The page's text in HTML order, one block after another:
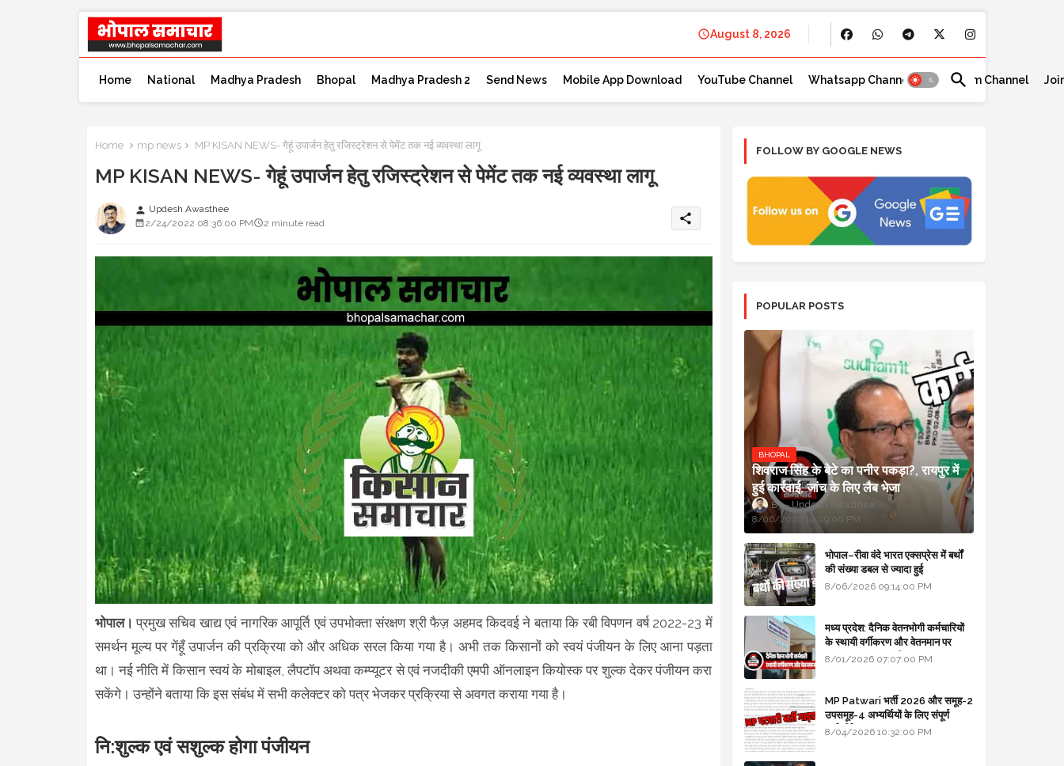
August 8, 2026
Home National Madhya Pradesh Bhopal Madhya Pradesh 2 Send News Mobile App Download YouTube Channel Whatsapp Channel Telegram Channel
Home mp news MP KISAN NEWS- गेहूं उपार्जन हेतु रजिस्ट्रेशन से पेमेंट तक नई व्यवस्था लागू
MP KISAN NEWS- गेहूं उपार्जन हेतु रजिस्ट्रेशन से पेमेंट तक नई व्यवस्था लागू
person Updesh Awasthee
2/24/2022 08:36:00 PM
2 minute read share
भोपाल। प्रमुख सचिव खाद्य एवं नागरिक आपूर्ति एवं उपभोक्ता संरक्षण श्री फैज़ अहमद किदवई ने बताया कि रबी विपणन वर्ष 2022-23 में
समर्थन मूल्य पर गेंहूँ उपार्जन की प्रक्रिया को और अधिक सरल किया गया है। अभी तक किसानों को स्वयं पंजीयन के लिए आना पड़ता
था। नई नीति में किसान स्वयं के मोबाइल, लैपटॉप अथवा कम्प्यूटर से एवं नजदीकी एमपी ऑनलाइन कियोस्क पर शुल्क देकर पंजीयन करा
सकेंगे। उन्होंने बताया कि इस संबंध में सभी कलेक्टर को पत्र भेजकर प्रक्रिया से अवगत कराया गया है।
नि:शुल्क एवं सशुल्क होगा पंजीयन
FOLLOW BY GOOGLE NEWS
POPULAR POSTS
BHOPAL
शिवराज सिंह के बेटे का पनीर पकड़ा?, रायपुर में
हुई कार्रवाई, जांच के लिए लैब भेजा
Updesh Awasthee
8/06/2026 10:09:00 PM
भोपाल–रीवा वंदे भारत एक्सप्रेस में बर्थों
की संख्या डबल से ज्यादा हुई
8/06/2026 09:14:00 PM
मध्य प्रदेश: दैनिक वेतनभोगी कर्मचारियों
के स्थायी वर्गीकरण और वेतनमान पर
सरकार का बड़ा स्पष्टीकरण
8/01/2026 07:07:00 PM
MP Patwari भर्ती 2026 और समूह-2
उपसमूह-4 अभ्यर्थियों के लिए संपूर्ण
मार्गदर्शिका
8/04/2026 10:32:00 PM